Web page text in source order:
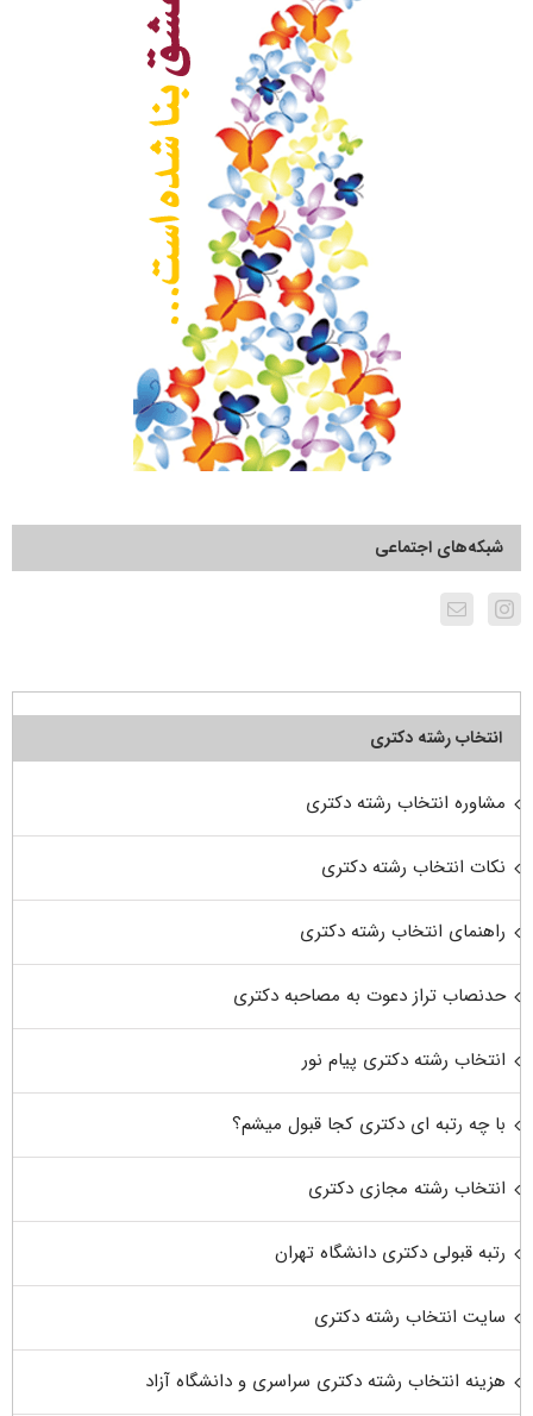
شبکه‌های اجتماعی
انتخاب رشته دکتری
مشاوره انتخاب رشته دکتری
نکات انتخاب رشته دکتری
راهنمای انتخاب رشته دکتری
حدنصاب تراز دعوت به مصاحبه دکتری
انتخاب رشته دکتری پیام نور
با چه رتبه ای دکتری کجا قبول میشم؟
انتخاب رشته مجازی دکتری
رتبه قبولی دکتری دانشگاه تهران
سایت انتخاب رشته دکتری
هزینه انتخاب رشته دکتری سراسری و دانشگاه آزاد